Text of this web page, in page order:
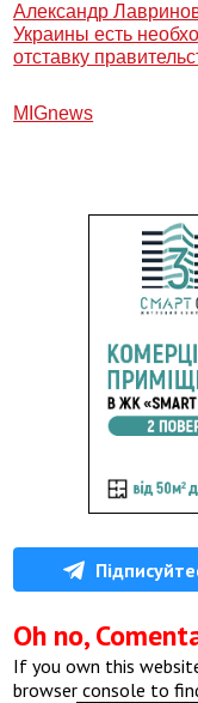
Александр
Украины есть
отставку
МIGnews
Oh no,
If you own this
browser console to